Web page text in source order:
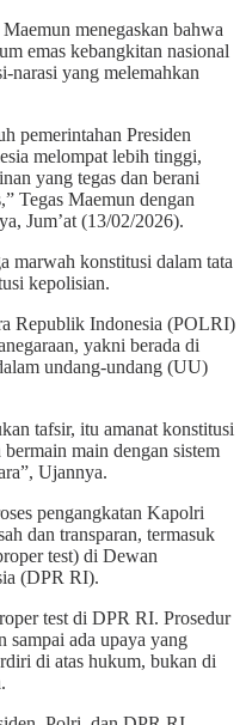
menegaskan bahwa
emas kebangkitan nasional
narasi yang melemahkan
pemerintahan Presiden
melompat lebih tinggi,
yang tegas dan berani
Tegas Maemun dengan
Jum’at (13/02/2026).
marwah konstitusi dalam tata
kepolisian.
Republik Indonesia (POLRI)
yakni berada di
undang-undang (UU)
tafsir, itu amanat konstitusi
main dengan sistem
Ujannya.
pengangkatan Kapolri
dan transparan, termasuk
test) di Dewan
(DPR RI).
test di DPR RI. Prosedur
sampai ada upaya yang
di atas hukum, bukan di